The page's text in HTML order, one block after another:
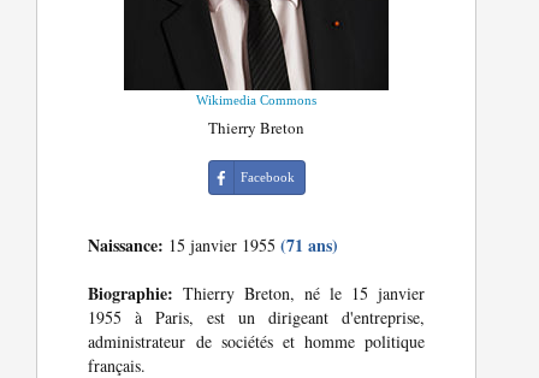
Wikimedia Commons
Thierry Breton
Facebook
Naissance: 15 janvier 1955(71 ans)
Biographie: Thierry Breton, né le 15 janvier
1955 à Paris, est un dirigeant d'entreprise,
administrateur de sociétés et homme politique
français.